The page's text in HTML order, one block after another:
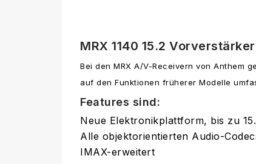
MRX 1140 15.2
Bei den MRX A/V-Receivern von Anthem
auf den Funktionen früherer Modelle
Features sind:
Neue Elektronikplattform, bis zu
Alle objektorientierten Audio-
IMAX-erweitert